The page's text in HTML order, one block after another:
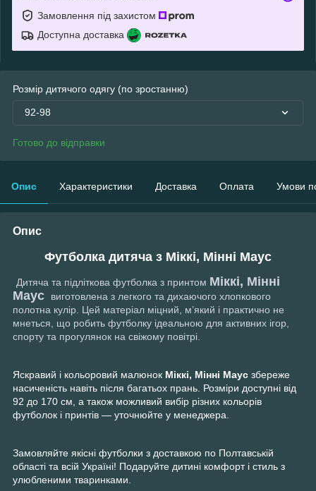
Замовлення під захистом
Доступна доставка
Розмір дитячого одягу (по зростанню)
92-98
Готово до відправки
Опис Характеристики Доставка Оплата Умови
Опис
Футболка дитяча з Міккі, Мінні Маус
Дитяча та підліткова футболка з принтом Міккі, Мінні
Маус
виготовлена з легкого та дихаючого хлопкового
полотна кулір. Цей матеріал міцний, м’який і практично не
мнеться, що робить футболку ідеальною для активних ігор,
спорту та прогулянок на свіжому повітрі.
Яскравий і кольоровий малюнок Міккі, Мінні Маус збереже
насиченість навіть після багатьох прань. Розміри доступні від
92 до 170 см, а також можливий вибір різних кольорів
футболок і принтів — уточнюйте у менеджера.
Замовляйте якісні футболки з доставкою по Полтавській
області та всій Україні! Подаруйте дитині комфорт і стиль з
улюбленими тваринками.